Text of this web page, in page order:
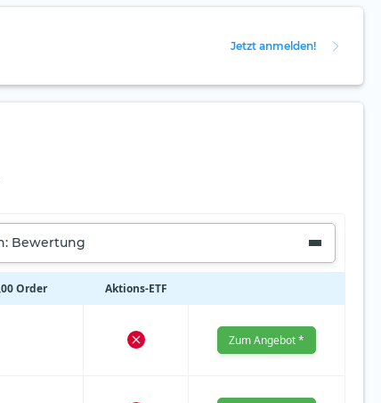
Jetzt anmelden!
Bewertung
Order Aktions‑ETF
Zum Angebot *